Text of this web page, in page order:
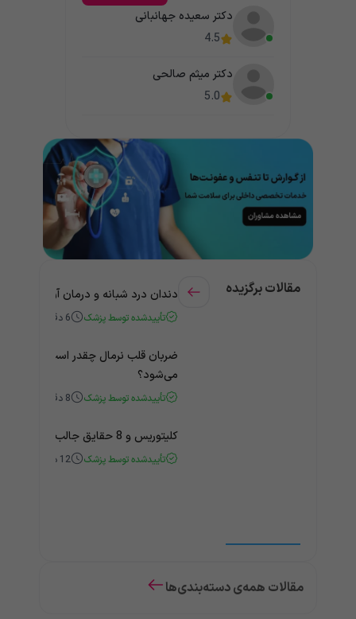
دکتر سعیده جهانبانی
4.5
دکتر میثم صالحی
5.0
مقالات برگزیده دندان درد شبانه و درمان آن +
تأییدشده توسط پزشک 6 دقیقه
ضربان قلب نرمال چقدر است؟ چه
می‌شود؟
تأییدشده توسط پزشک 8 دقیقه
کلیتوریس و 8 حقایق جالب و باورنکردنی درباره آن
تأییدشده توسط پزشک 12 دقیقه
مقالات همه‌ی دسته‌بندی‌ها